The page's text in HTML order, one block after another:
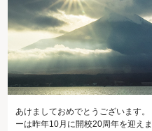
あけましておめでとうございます
ーは昨年10月に開校20周年を迎え